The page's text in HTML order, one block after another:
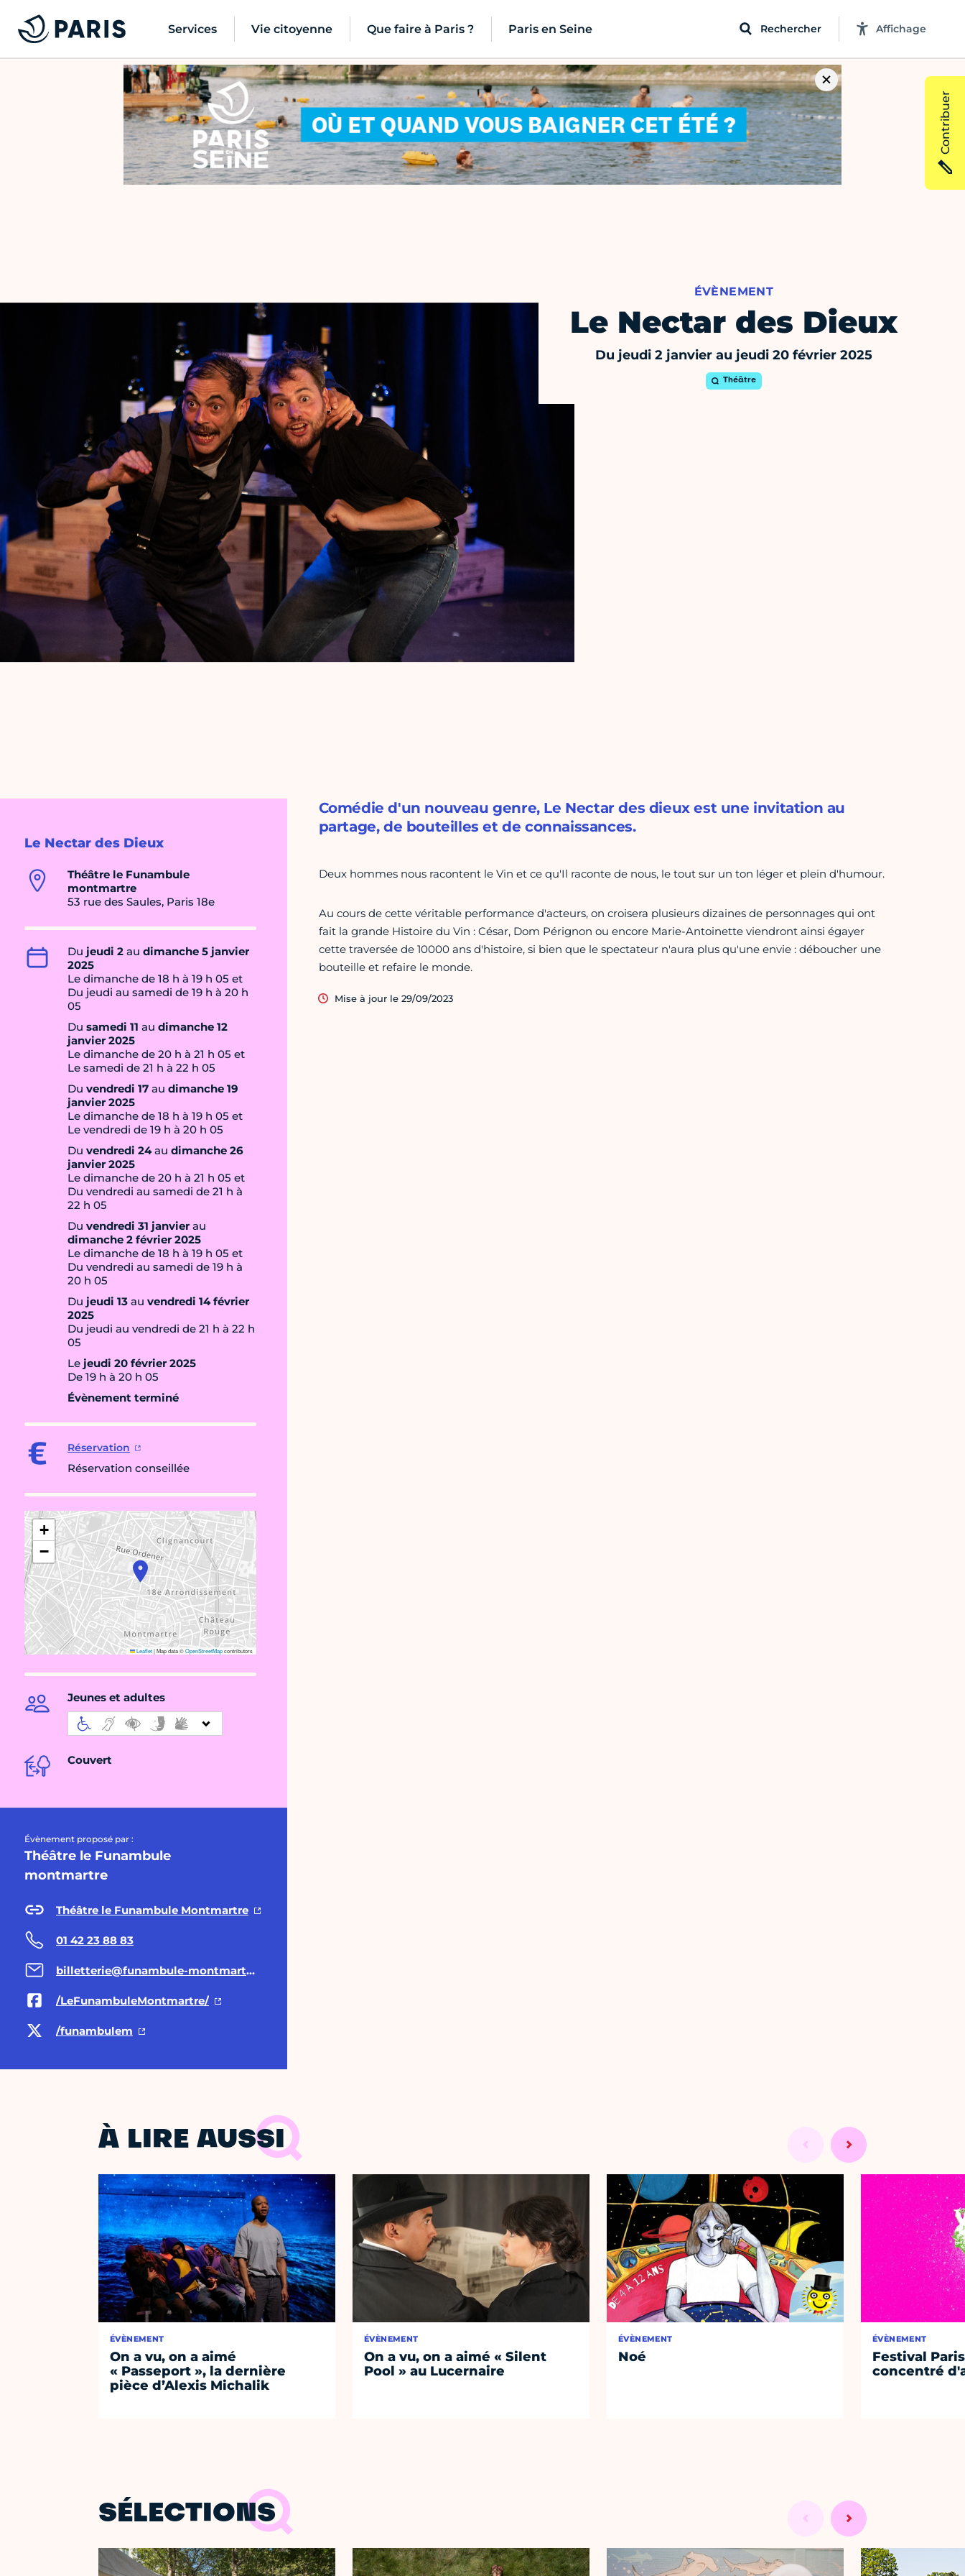
Services Vie citoyenne Que faire à Paris ? Paris en Seine Rechercher Affichage
ÉVÈNEMENT
Le Nectar des Dieux
Du jeudi 2 janvier au jeudi 20 février 2025
Théâtre
Le Nectar des Dieux
Théâtre le Funambule
montmartre
53 rue des Saules, Paris 18e
Du jeudi 2 au dimanche 5 janvier
2025
Le dimanche de 18 h à 19 h 05 et
Du jeudi au samedi de 19 h à 20 h
05
Du samedi 11 au dimanche 12
janvier 2025
Le dimanche de 20 h à 21 h 05 et
Le samedi de 21 h à 22 h 05
Du vendredi 17 au dimanche 19
janvier 2025
Le dimanche de 18 h à 19 h 05 et
Le vendredi de 19 h à 20 h 05
Du vendredi 24au dimanche 26
janvier 2025
Le dimanche de 20 h à 21 h 05 et
Du vendredi au samedi de 21 h à
22 h 05
Du vendredi 31 janvierau
dimanche 2 février 2025
Le dimanche de 18 h à 19 h 05 et
Du vendredi au samedi de 19 h à
20 h 05
Du jeudi 13 au vendredi 14 février
2025
Du jeudi au vendredi de 21 h à 22 h
05
Le jeudi 20 février 2025
De 19 h à 20 h 05
Évènement terminé
Réservation
Réservation conseillée
+
−
Leaflet|Map data ©OpenStreetMapcontributors
Jeunes et adultes
Couvert
Évènement proposé par :
Théâtre le Funambule
montmartre
Théâtre le Funambule Montmartre
01 42 23 88 83
billetterie@funambule-montmartre.com
/LeFunambuleMontmartre/
/funambulem
Comédie d'un nouveau genre, Le Nectar des dieux est une invitation au
partage, de bouteilles et de connaissances.
Deux hommes nous racontent le Vin et ce qu'Il raconte de nous, le tout sur un ton léger et plein d'humour.
Au cours de cette véritable performance d'acteurs, on croisera plusieurs dizaines de personnages qui ont
fait la grande Histoire du Vin : César, Dom Pérignon ou encore Marie-Antoinette viendront ainsi égayer
cette traversée de 10000 ans d'histoire, si bien que le spectateur n'aura plus qu'une envie : déboucher une
bouteille et refaire le monde.
Mise à jour le 29/09/2023
À LIRE AUSSI
ÉVÈNEMENT
On a vu, on a aimé
« Passeport », la dernière
pièce d’Alexis Michalik
ÉVÈNEMENT
On a vu, on a aimé « Silent
Pool » au Lucernaire
ÉVÈNEMENT
Noé
ÉVÈNEMENT
Festival
concentré
SÉLECTIONS
Contribuer